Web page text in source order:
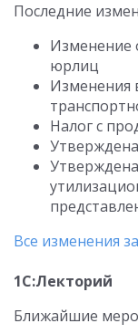
Последние
Изменение
юрлиц
Изменения
Налог с
Все изменения
1С:Лекторий
Ближайшие